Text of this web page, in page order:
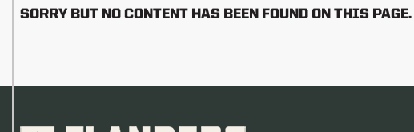
SORRY BUT NO CONTENT HAS BEEN FOUND ON THIS PAGE.